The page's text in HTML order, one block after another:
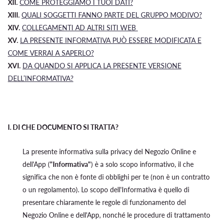
XII. COME PROTEGGIAMO I TUOI DATI?
XIII. QUALI SOGGETTI FANNO PARTE DEL GRUPPO MODIVO?
XIV. COLLEGAMENTI AD ALTRI SITI WEB
XV. LA PRESENTE INFORMATIVA PUÒ ESSERE MODIFICATA E
COME VERRAI A SAPERLO?
XVI. DA QUANDO SI APPLICA LA PRESENTE VERSIONE
DELL’INFORMATIVA?
I. DI CHE DOCUMENTO SI TRATTA?
La presente informativa sulla privacy del Negozio Online e
dell'App ("Informativa") è a solo scopo informativo, il che
significa che non è fonte di obblighi per te (non è un contratto
o un regolamento). Lo scopo dell'Informativa è quello di
presentare chiaramente le regole di funzionamento del
Negozio Online e dell'App, nonché le procedure di trattamento